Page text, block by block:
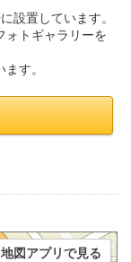
設置しています。
ォトギャラリーを
す。
地図アプリで見る